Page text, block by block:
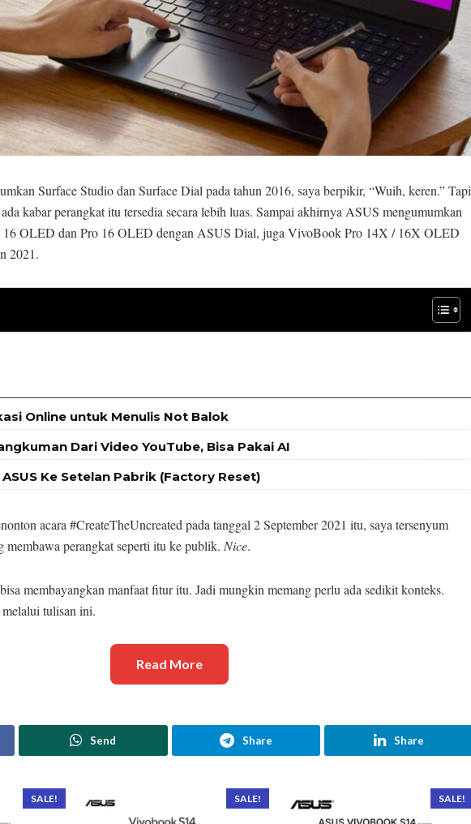
Surface Studio dan Surface Dial pada tahun 2016, saya berpikir, “Wuih, keren.” Tapi
kabar perangkat itu tersedia secara lebih luas. Sampai akhirnya ASUS mengumumkan
OLED dan Pro 16 OLED dengan ASUS Dial, juga VivoBook Pro 14X / 16X OLED
2021.
Online untuk Menulis Not Balok
Dari Video YouTube, Bisa Pakai AI
Ke Setelan Pabrik (Factory Reset)
acara #CreateTheUncreated pada tanggal 2 September 2021 itu, saya tersenyum
perangkat seperti itu ke publik. Nice.
membayangkan manfaat fitur itu. Jadi mungkin memang perlu ada sedikit konteks.
tulisan ini.
Read More
Send Share Share
SALE! SALE! SALE!